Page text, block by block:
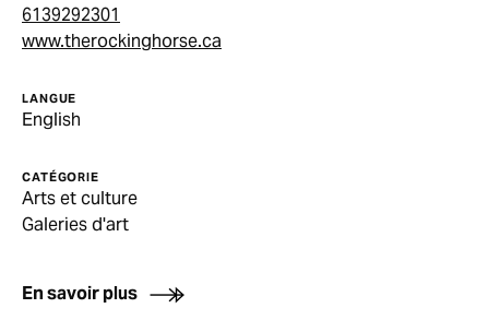
6139292301
www.therockinghorse.ca
LANGUE
English
CATÉGORIE
Arts et culture
Galeries d'art
En savoir plus